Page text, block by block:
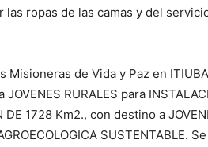
las ropas de las camas y del
Misioneras de Vida y Paz en
JOVENES RURALES para
DE 1728 Km2., con destino a
SUSTENTABLE.